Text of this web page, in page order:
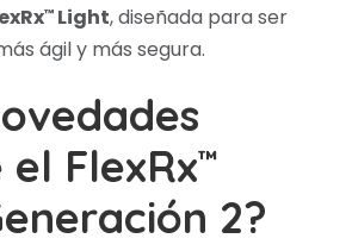
™ Light, diseñada para ser
ágil y más segura.
FlexRx™
2?